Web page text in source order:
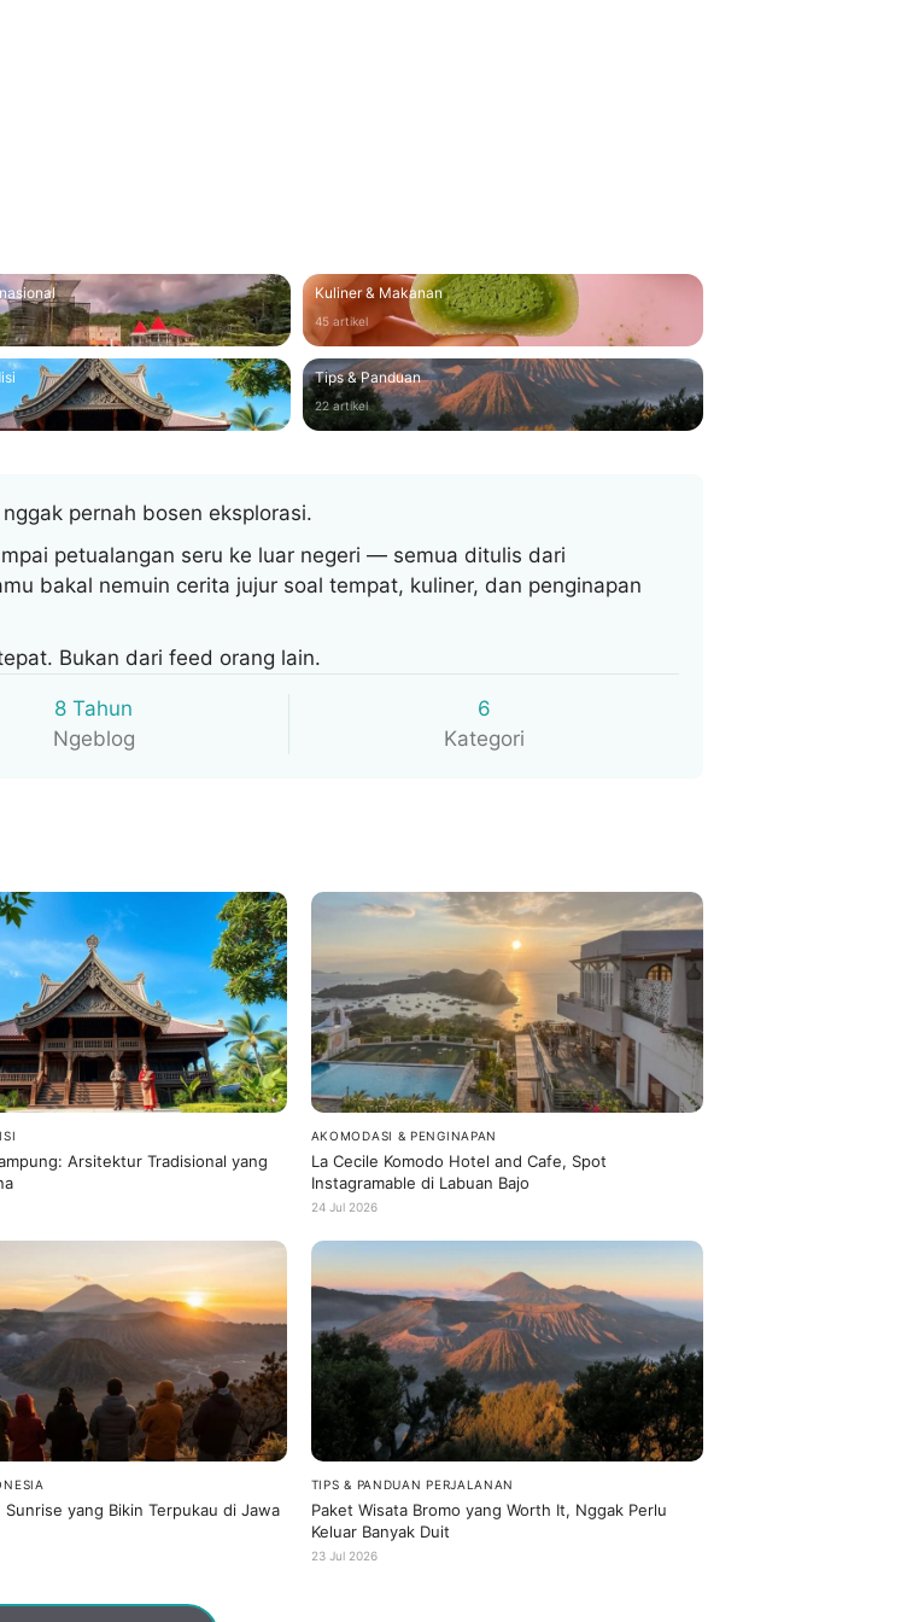
Kuliner & Makanan
45 artikel
Tips & Panduan
22 artikel
pernah bosen eksplorasi.
petualangan seru ke luar negeri — semua ditulis dari
bakal nemuin cerita jujur soal tempat, kuliner, dan penginapan
Bukan dari feed orang lain.
8 Tahun
Ngeblog
6
Kategori
Arsitektur Tradisional yang
AKOMODASI & PENGINAPAN
La Cecile Komodo Hotel and Cafe, Spot
Instagramable di Labuan Bajo
24 Jul 2026
Sunrise yang Bikin Terpukau di Jawa
TIPS & PANDUAN PERJALANAN
Paket Wisata Bromo yang Worth It, Nggak Perlu
Keluar Banyak Duit
23 Jul 2026